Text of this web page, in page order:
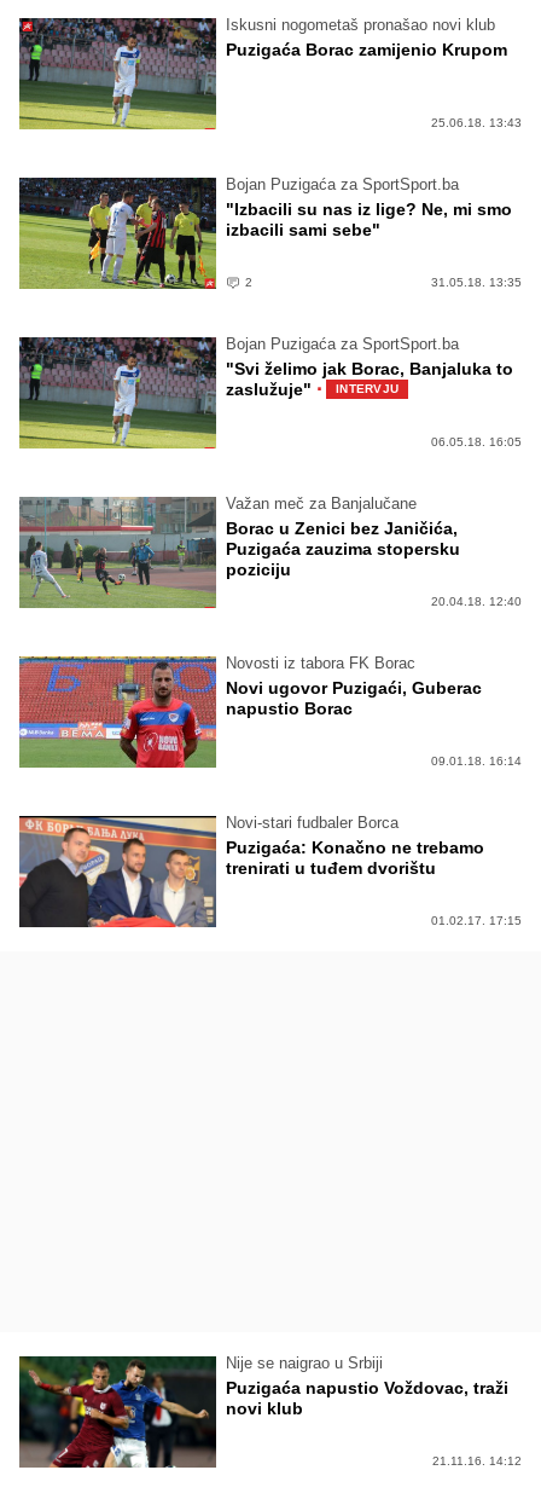
Iskusni nogometaš pronašao novi klub
Puzigaća Borac zamijenio Krupom
25.06.18. 13:43
Bojan Puzigaća za SportSport.ba
"Izbacili su nas iz lige? Ne, mi smo
izbacili sami sebe"
2 31.05.18. 13:35
Bojan Puzigaća za SportSport.ba
"Svi želimo jak Borac, Banjaluka to
zaslužuje" · INTERVJU
06.05.18. 16:05
Važan meč za Banjalučane
Borac u Zenici bez Janičića,
Puzigaća zauzima stopersku
poziciju
20.04.18. 12:40
Novosti iz tabora FK Borac
Novi ugovor Puzigaći, Guberac
napustio Borac
09.01.18. 16:14
Novi-stari fudbaler Borca
Puzigaća: Konačno ne trebamo
trenirati u tuđem dvorištu
01.02.17. 17:15
Nije se naigrao u Srbiji
Puzigaća napustio Voždovac, traži
novi klub
21.11.16. 14:12